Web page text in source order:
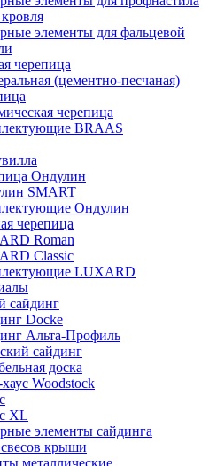
элементы для фальцевой
черепица
(цементно-песчаная)
черепица
BRAAS
Ондулин
SMART
Ондулин
черепица
Roman
Classic
LUXARD
сайдинг
Docke
Альта-Профиль
сайдинг
доска
Woodstock
XL
элементы сайдинга
крыши
металлические